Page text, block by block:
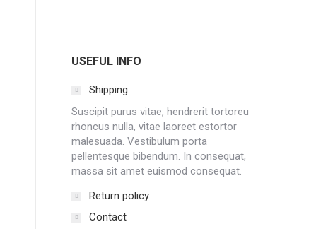
USEFUL INFO
Shipping
Suscipit purus vitae, hendrerit tortoreu
rhoncus nulla, vitae laoreet estortor
malesuada. Vestibulum porta
pellentesque bibendum. In consequat,
massa sit amet euismod consequat.
Return policy
Contact